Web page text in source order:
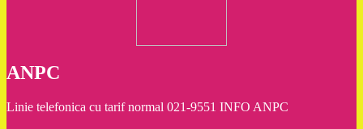
ANPC
Linie telefonica cu tarif normal 021-9551 INFO ANPC